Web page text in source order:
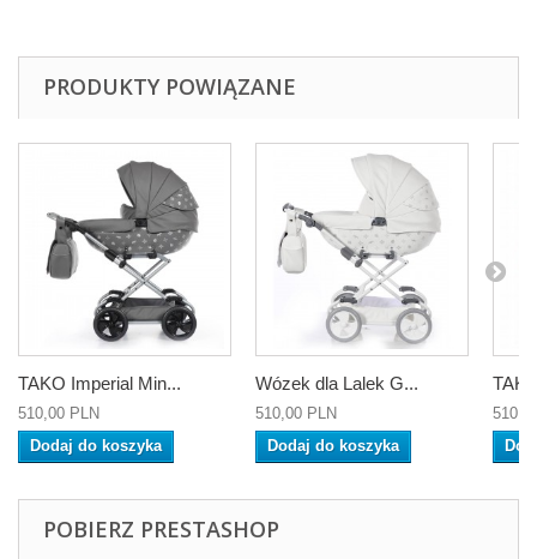
PRODUKTY POWIĄZANE
TAKO Imperial Min...
510,00 PLN
Dodaj do koszyka
Wózek dla Lalek G...
510,00 PLN
Dodaj do koszyka
POBIERZ PRESTASHOP